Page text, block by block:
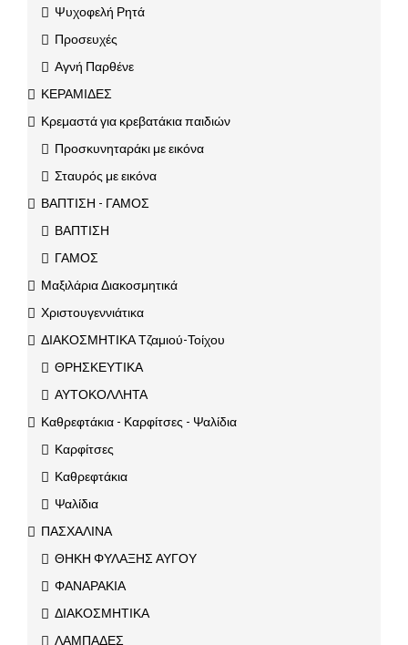
Ψυχοφελή Ρητά
Προσευχές
Αγνή Παρθένε
ΚΕΡΑΜΙΔΕΣ
Κρεμαστά για κρεβατάκια παιδιών
Προσκυνηταράκι με εικόνα
Σταυρός με εικόνα
ΒΑΠΤΙΣΗ - ΓΑΜΟΣ
ΒΑΠΤΙΣΗ
ΓΑΜΟΣ
Μαξιλάρια Διακοσμητικά
Χριστουγεννιάτικα
ΔΙΑΚΟΣΜΗΤΙΚΑ Τζαμιού-Τοίχου
ΘΡΗΣΚΕΥΤΙΚΑ
ΑΥΤΟΚΟΛΛΗΤΑ
Καθρεφτάκια - Καρφίτσες - Ψαλίδια
Καρφίτσες
Καθρεφτάκια
Ψαλίδια
ΠΑΣΧΑΛΙΝΑ
ΘΗΚΗ ΦΥΛΑΞΗΣ ΑΥΓΟΥ
ΦΑΝΑΡΑΚΙΑ
ΔΙΑΚΟΣΜΗΤΙΚΑ
ΛΑΜΠΑΔΕΣ